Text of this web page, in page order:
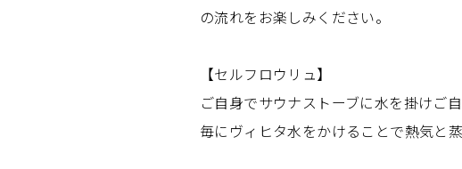
の流れをお楽しみください。
【セルフロウリュ】
ご自身でサウナストーブに水を掛けご
毎にヴィヒタ水をかけることで熱気と